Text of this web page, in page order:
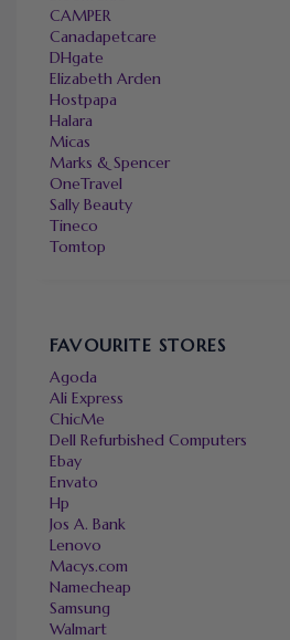
CAMPER
Canadapetcare
DHgate
Elizabeth Arden
Hostpapa
Halara
Micas
Marks & Spencer
OneTravel
Sally Beauty
Tineco
Tomtop
FAVOURITE STORES
Agoda
Ali Express
ChicMe
Dell Refurbished Computers
Ebay
Envato
Hp
Jos A. Bank
Lenovo
Macys.com
Namecheap
Samsung
Walmart